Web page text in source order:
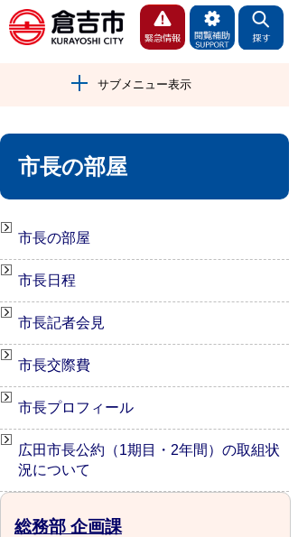
サブメニュー表示
市長の部屋
市長の部屋
市長日程
市長記者会見
市長交際費
市長プロフィール
広田市長公約（1期目・2年間）の取組状
況について
総務部 企画課